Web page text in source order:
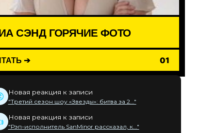
СЭНД ГОРЯЧИЕ ФОТО
➔ 01
Новая реакция к записи
"Третий сезон шоу «Звезды»: битва за 2..."
Новая реакция к записи
"Рэп-исполнитель SanMinor рассказал, к..."